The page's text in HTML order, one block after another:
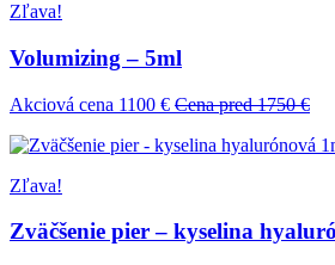
Zľava!
Volumizing – 5ml
Akciová cena 1100 € Cena pred 1750 €
Zľava!
Zväčšenie pier – kyselina